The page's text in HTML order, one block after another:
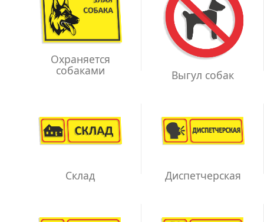
Охраняется
собаками Выгул собак
Склад Диспетчерская